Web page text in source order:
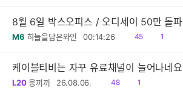
8월 6일 박스오피스 / 오디세이 50만 돌파
M6 하늘을담은와인 00:14:26
읽
45
공1
케이블티비는 자꾸 유료채널이 늘어나네요
L20 웅끼끼 26.08.06.
읽
48
공1